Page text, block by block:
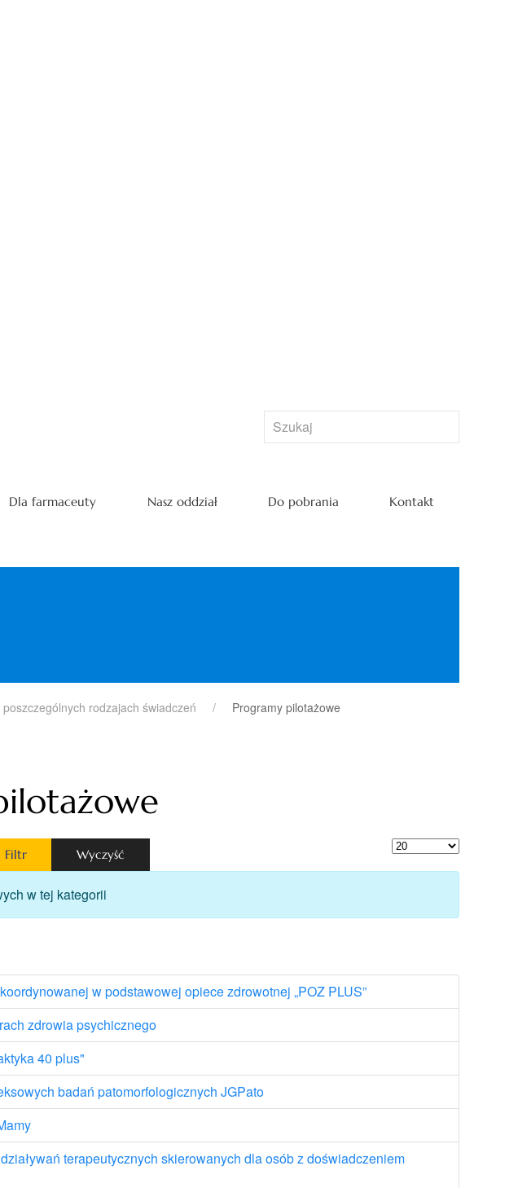
Dla farmaceuty Nasz oddział Do pobrania Kontakt
rodzajach świadczeń Programy pilotażowe
Filtr Wyczyść Pokaż #
w tej kategorii
w podstawowej opiece zdrowotnej „POZ PLUS”
zdrowia psychicznego
40 plus"
badań patomorfologicznych JGPato
terapeutycznych skierowanych dla osób z doświadczeniem